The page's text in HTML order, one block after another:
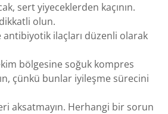
sert yiyeceklerden kaçının.
olun.
ilaçları düzenli olarak
bölgesine soğuk kompres
çünkü bunlar iyileşme sürecini
aksatmayın. Herhangi bir sorun